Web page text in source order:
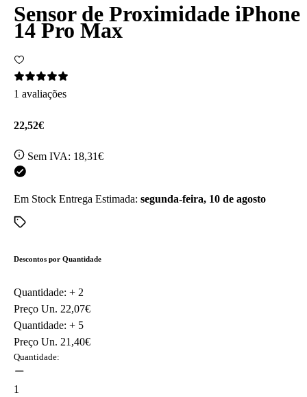
Sensor de Proximidade iPhone
14 Pro Max
1 avaliações
22,52€
Sem IVA: 18,31€
Em Stock Entrega Estimada: segunda-feira, 10 de agosto
Descontos por Quantidade
Quantidade: + 2
Preço Un. 22,07€
Quantidade: + 5
Preço Un. 21,40€
Quantidade:
1